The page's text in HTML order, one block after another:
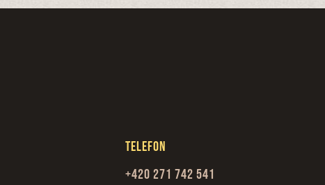
Telefon
+420 271 742 541